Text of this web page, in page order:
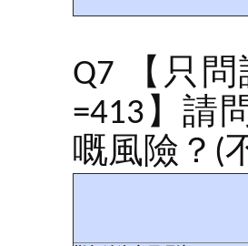
Q7 【只
=413】請
嘅風險？(